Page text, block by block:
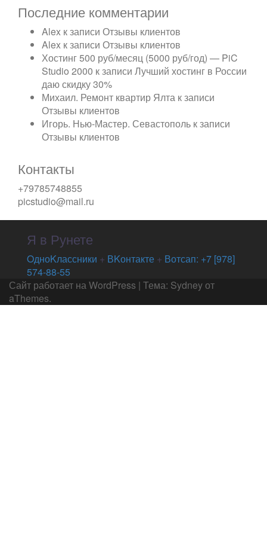
Последние комментарии
Alex к записи Отзывы клиентов
Alex к записи Отзывы клиентов
Хостинг 500 руб/месяц (5000 руб/год) — PiC
Studio 2000 к записи Лучший хостинг в России
даю скидку 30%
Михаил. Ремонт квартир Ялта к записи
Отзывы клиентов
Игорь. Нью-Мастер. Севастополь к записи
Отзывы клиентов
Контакты
+79785748855
picstudio@mail.ru
Я в Рунете
OдноKлассники + ВKонтакте + Вотсап: +7 [978]
574-88-55
Сайт работает на WordPress | Тема: Sydney от
aThemes.